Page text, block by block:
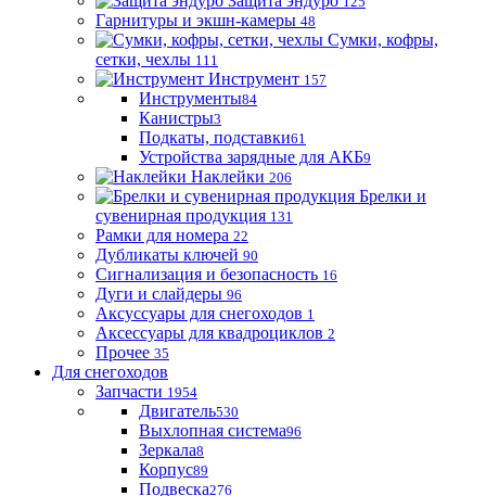
Гарнитуры и экшн-камеры 48
Сумки, кофры,
сетки, чехлы 111
Инструмент 157
Инструменты84
Канистры3
Подкаты, подставки61
Устройства зарядные для АКБ9
Наклейки 206
Брелки и
сувенирная продукция 131
Рамки для номера 22
Дубликаты ключей 90
Сигнализация и безопасность 16
Дуги и слайдеры 96
Аксуссуары для снегоходов 1
Аксессуары для квадроциклов 2
Прочее 35
Для снегоходов
Запчасти 1954
Двигатель530
Выхлопная система96
Зеркала8
Корпус89
Подвеска276